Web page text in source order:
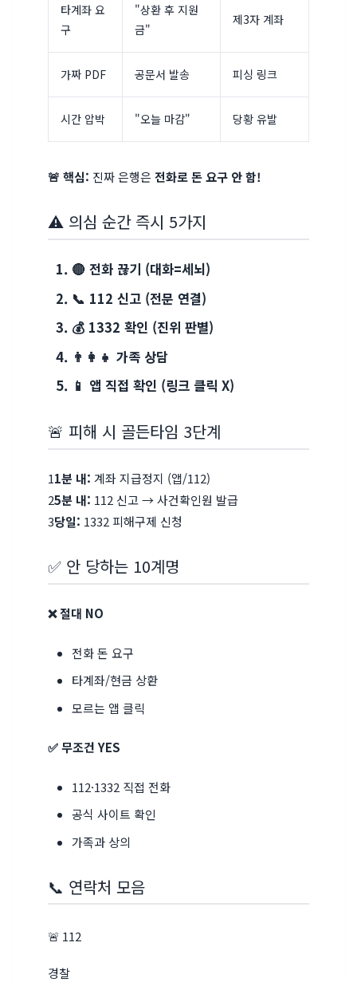
타계좌 요
구
"상환 후 지원
금"
제3자 계좌
가짜 PDF 공문서 발송 피싱 링크
시간 압박 "오늘 마감" 당황 유발
🚨 핵심: 진짜 은행은 전화로 돈 요구 안 함!
⚠️ 의심 순간 즉시 5가지
🔴 전화 끊기 (대화=세뇌)
📞 112 신고 (전문 연결)
💰 1332 확인 (진위 판별)
👨‍👩‍👧 가족 상담
📱 앱 직접 확인 (링크 클릭 X)
🚨 피해 시 골든타임 3단계
11분 내: 계좌 지급정지 (앱/112)
25분 내: 112 신고 → 사건확인원 발급
3당일: 1332 피해구제 신청
✅ 안 당하는 10계명
❌ 절대 NO
전화 돈 요구
타계좌/현금 상환
모르는 앱 클릭
✅ 무조건 YES
112·1332 직접 전화
공식 사이트 확인
가족과 상의
📞 연락처 모음
🚨 112
경찰